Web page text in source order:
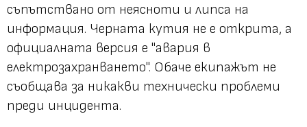
съпътствано от неясноти и липса на
информация. Черната кутия не е открита, а
официалната версия е "авария в
електрозахранването". Обаче екипажът не
съобщава за никакви технически проблеми
преди инцидента.